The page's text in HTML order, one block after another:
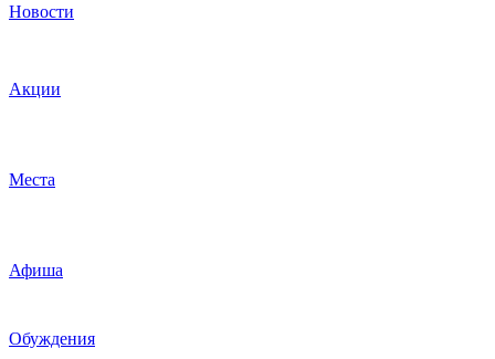
Новости
Акции
Места
Афиша
Обуждения